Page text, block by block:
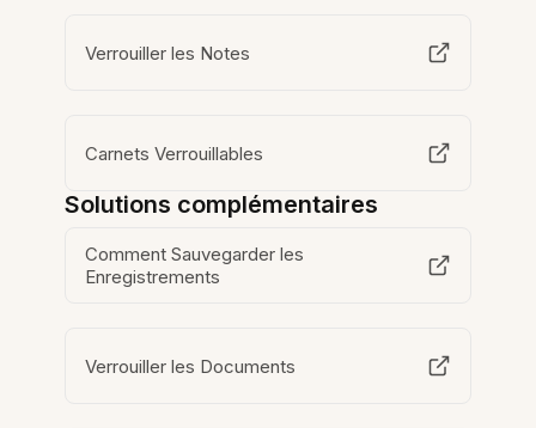
Verrouiller les Notes
Carnets Verrouillables
Solutions complémentaires
Comment Sauvegarder les
Enregistrements
Verrouiller les Documents